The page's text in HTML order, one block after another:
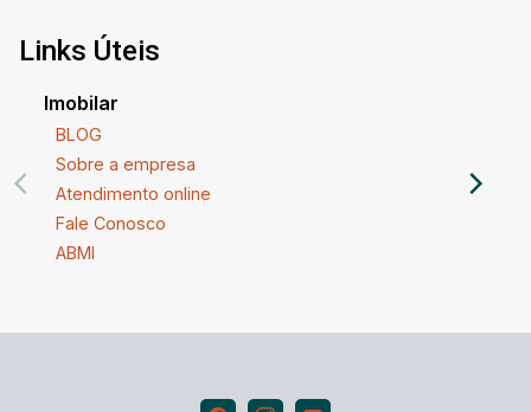
Links Úteis
Imobilar
BLOG
Sobre a empresa
Atendimento online
Fale Conosco
ABMI